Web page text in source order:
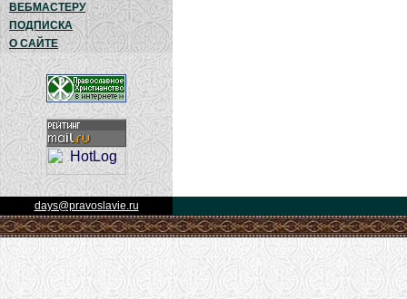
ВЕБМАСТЕРУ
ПОДПИСКА
О САЙТЕ
days@pravoslavie.ru